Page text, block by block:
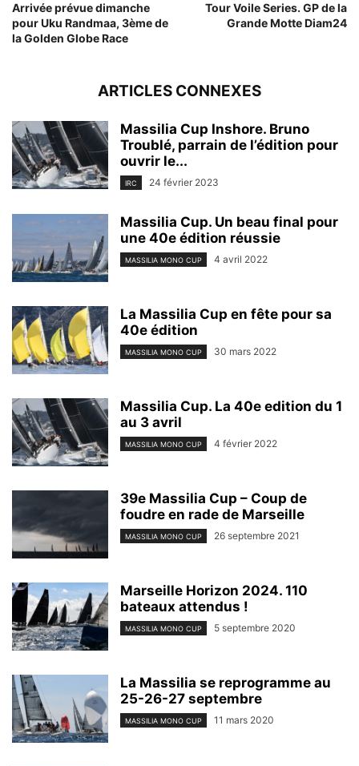
Arrivée prévue dimanche
pour Uku Randmaa, 3ème de
la Golden Globe Race
Tour Voile Series. GP de la
Grande Motte Diam24
ARTICLES CONNEXES
Massilia Cup Inshore. Bruno
Troublé, parrain de l’édition pour
ouvrir le...
IRC 24 février 2023
Massilia Cup. Un beau final pour
une 40e édition réussie
MASSILIA MONO CUP 4 avril 2022
La Massilia Cup en fête pour sa
40e édition
MASSILIA MONO CUP 30 mars 2022
Massilia Cup. La 40e edition du 1
au 3 avril
MASSILIA MONO CUP 4 février 2022
39e Massilia Cup – Coup de
foudre en rade de Marseille
MASSILIA MONO CUP 26 septembre 2021
Marseille Horizon 2024. 110
bateaux attendus !
MASSILIA MONO CUP 5 septembre 2020
La Massilia se reprogramme au
25-26-27 septembre
MASSILIA MONO CUP 11 mars 2020